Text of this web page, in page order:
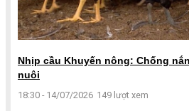
Nhịp cầu Khuyến nông: Chống
nuôi
18:30 - 14/07/2026 149 lượt xem